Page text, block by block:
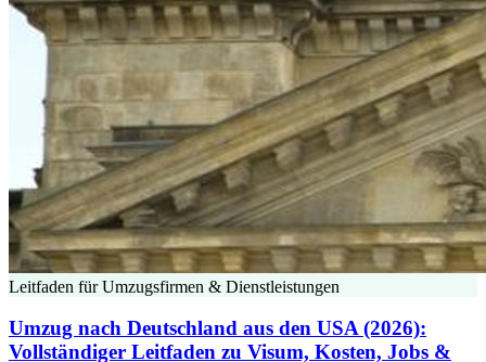
Leitfaden für Umzugsfirmen & Dienstleistungen
Umzug nach Deutschland aus den USA (2026):
Vollständiger Leitfaden zu Visum, Kosten, Jobs &